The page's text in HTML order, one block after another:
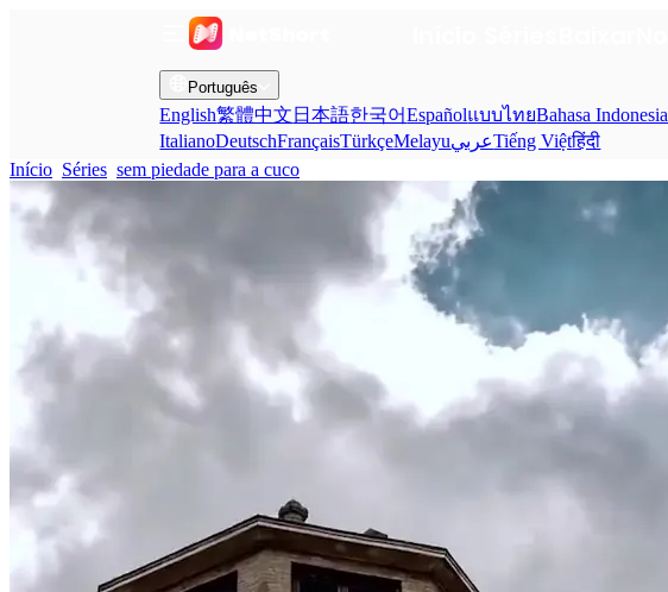
Português
English繁體中文 日本語한국어EspañolแบบไทยBahasa Indonesia
ItalianoDeutschFrançaisTürkçeMelayuعربيTiếng Việtहिंदी
Início Séries sem piedade para a cuco